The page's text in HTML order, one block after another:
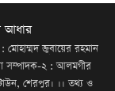
আধার
মোহাম্মদ জুবায়ের রহমান
সম্পাদক-২ : আলমগীর
শেরপুর। ।। তথ্য ও